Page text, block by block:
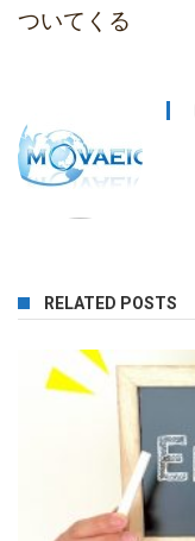
ついてくる
RELATED POSTS